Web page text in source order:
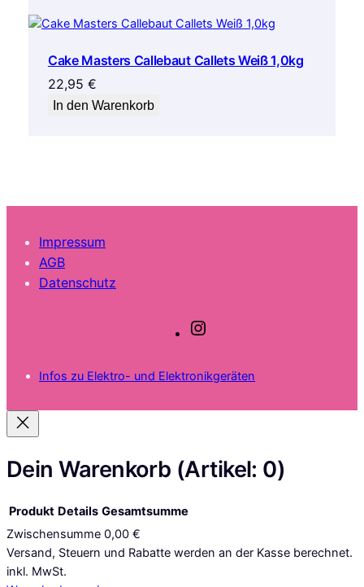
Cake Masters Callebaut Callets Weiß 1,0kg
22,95 €
In den Warenkorb
Impressum
AGB
Datenschutz
t
m
Infos zu Elektro- und Elektronikgeräten
Dein Warenkorb (Artikel: 0)
Produkte
im
Produkt Details Gesamtsumme
Zwischensumme 0,00 €
Versand, Steuern und Rabatte werden an der Kasse berechnet.
inkl. MwSt.